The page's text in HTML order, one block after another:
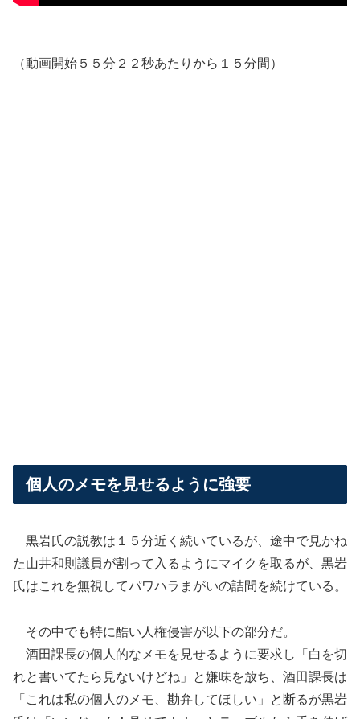
（動画開始５５分２２秒あたりから１５分間）
個人のメモを見せるように強要
黒岩氏の説教は１５分近く続いているが、途中で見かね
た山井和則議員が割って入るようにマイクを取るが、黒岩
氏はこれを無視してパワハラまがいの詰問を続けている。
その中でも特に酷い人権侵害が以下の部分だ。
酒田課長の個人的なメモを見せるように要求し「白を切
れと書いてたら見ないけどね」と嫌味を放ち、酒田課長は
「これは私の個人のメモ、勘弁してほしい」と断るが黒岩